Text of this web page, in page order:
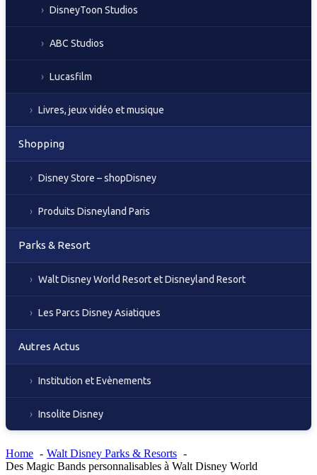
DisneyToon Studios
ABC Studios
Lucasfilm
Livres, jeux vidéo et musique
Shopping
Disney Store – shopDisney
Produits Disneyland Paris
Parks & Resort
Walt Disney World Resort et Disneyland Resort
Les Parcs Disney Asiatiques
Autres Actus
Institution et Evènements
Insolite Disney
Home
Walt Disney Parks & Resorts
Des Magic Bands personnalisables à Walt Disney World